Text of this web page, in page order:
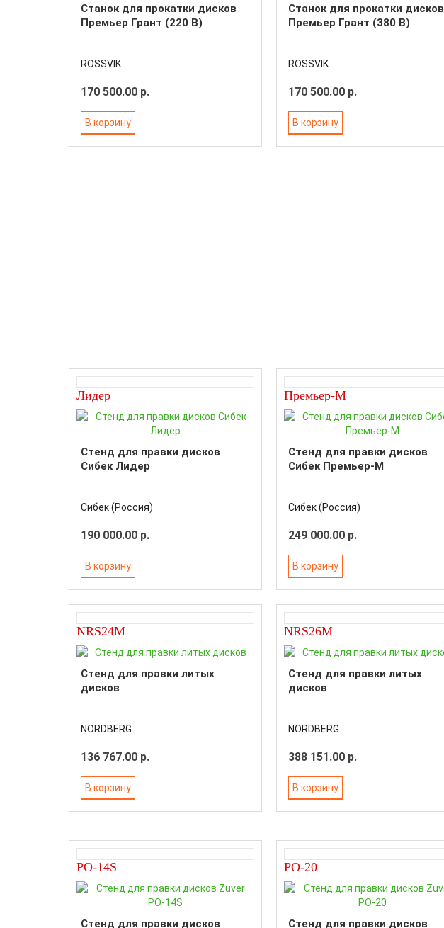
Станок для прокатки дисков
Премьер Грант (220 В)
ROSSVIK
170 500.00 р.
В корзину
Станок для прокатки дисков
Премьер Грант (380 В)
ROSSVIK
170 500.00 р.
В корзину
Лидер
Стенд для правки дисков
Сибек Лидер
Сибек (Россия)
190 000.00 р.
В корзину
Премьер-М
Стенд для правки дисков
Сибек Премьер-М
Сибек (Россия)
249 000.00 р.
В корзину
NRS24M
Стенд для правки литых
дисков
NORDBERG
136 767.00 р.
В корзину
NRS26M
Стенд для правки литых
дисков
NORDBERG
388 151.00 р.
В корзину
PO-14S
Стенд для правки дисков
PO-20
Стенд для правки дисков